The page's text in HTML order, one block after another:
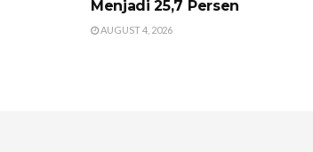
Menjadi 25,7 Persen
AUGUST 4, 2026